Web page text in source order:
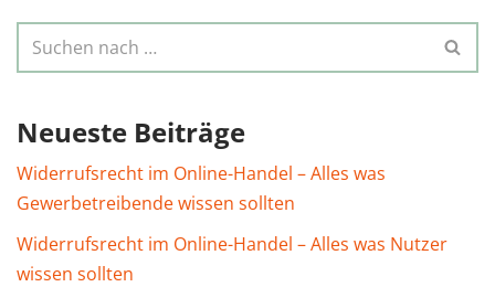
Neueste Beiträge
Widerrufsrecht im Online-Handel – Alles was
Gewerbetreibende wissen sollten
Widerrufsrecht im Online-Handel – Alles was Nutzer
wissen sollten